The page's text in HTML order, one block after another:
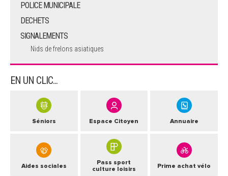
POLICE MUNICIPALE
DECHETS
SIGNALEMENTS
Nids de frelons asiatiques
EN UN CLIC...
Séniors Espace Citoyen Annuaire
Aides sociales
Pass sport
culture loisirs
Prime achat vélo